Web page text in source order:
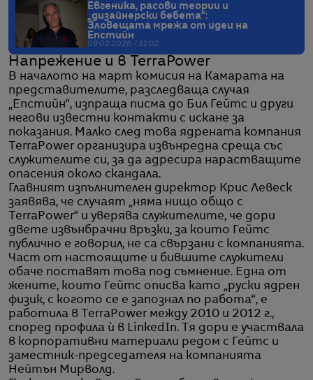
Евгеника, расови теории и
„дизайнерски бебета“:
Зловещата мрежа от идеи на
Епстийн
09.02.2026 / 11:02
Напрежение и в TerraPower
В началото на март комисия на Камарата на
представителите, разследваща случая
„Епстийн“, изпраща писма до Бил Гейтс и други
негови известни контакти с искане за
показания. Малко след това ядрената компания
TerraPower организира извънредна среща със
служителите си, за да адресира нарастващите
опасения около скандала.
Главният изпълнителен директор Крис Левеск
заявява, че случаят „няма нищо общо с
TerraPower“ и уверява служителите, че дори
двете извънбрачни връзки, за които Гейтс
публично е говорил, не са свързани с компанията.
Част от настоящите и бившите служители
обаче поставят това под съмнение. Една от
жените, които Гейтс описва като „руски ядрен
физик, с когото се е запознал по работа“, е
работила в TerraPower между 2010 и 2012 г.,
според профила ѝ в LinkedIn. Тя дори е участвала
в корпоративни материали редом с Гейтс и
заместник-председателя на компанията
Нейтън Мирволд.